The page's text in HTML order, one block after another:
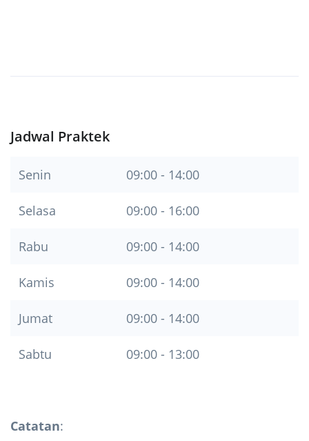
Jadwal Praktek
Senin 09:00 - 14:00
Selasa 09:00 - 16:00
Rabu 09:00 - 14:00
Kamis 09:00 - 14:00
Jumat 09:00 - 14:00
Sabtu 09:00 - 13:00
Catatan: